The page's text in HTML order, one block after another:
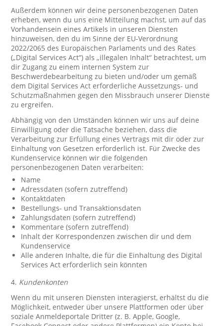
Außerdem können wir deine personenbezogenen Daten
erheben, wenn du uns eine Mitteilung machst, um auf das
Vorhandensein eines Artikels in unseren Diensten
hinzuweisen, den du im Sinne der EU-Verordnung
2022/2065 des Europäischen Parlaments und des Rates
(„Digital Services Act“) als „illegalen Inhalt“ betrachtest, um
dir Zugang zu einem internen System zur
Beschwerdebearbeitung zu bieten und/oder um gemäß
dem Digital Services Act erforderliche Aussetzungs- und
Schutzmaßnahmen gegen den Missbrauch unserer Dienste
zu ergreifen.
Abhängig von den Umständen können wir uns auf deine
Einwilligung oder die Tatsache beziehen, dass die
Verarbeitung zur Erfüllung eines Vertrags mit dir oder zur
Einhaltung von Gesetzen erforderlich ist. Für Zwecke des
Kundenservice können wir die folgenden
personenbezogenen Daten verarbeiten:
Name
Adressdaten (sofern zutreffend)
Kontaktdaten
Bestellungs- und Transaktionsdaten
Zahlungsdaten (sofern zutreffend)
Kommentare (sofern zutreffend)
Inhalt der Korrespondenzen zwischen dir und dem
Kundenservice
Alle anderen Inhalte, die für die Einhaltung des Digital
Services Act erforderlich sein könnten
4. Kundenkonten
Wenn du mit unseren Diensten interagierst, erhältst du die
Möglichkeit, entweder über unsere Plattformen oder über
soziale Anmeldeportale Dritter (z. B. Apple, Google,